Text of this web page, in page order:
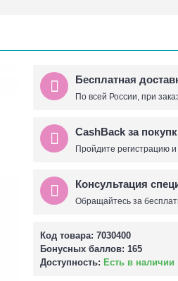
Бесплатная
По всей России, при
CashBack за
Пройдите регистрацию
Консультация
Обращайтесь за
Код товара: 7030400
Бонусных баллов: 165
Доступность: Есть в наличии